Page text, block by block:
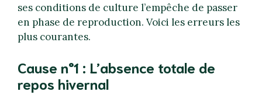
ses conditions de culture l’empêche de passer
en phase de reproduction. Voici les erreurs les
plus courantes.
Cause n°1 : L’absence totale de
repos hivernal